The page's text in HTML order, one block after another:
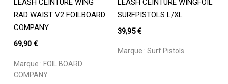
produit
a
plusieurs
Les
options
peuvent
RAD WAIST V2 FOILBOARD
COMPANY
69,90 €
Marque : FOIL BOARD
COMPANY
produit
a
plusieurs
variations.
Les
SURFPISTOLS L/XL
39,95€
Marque :Surf Pistols